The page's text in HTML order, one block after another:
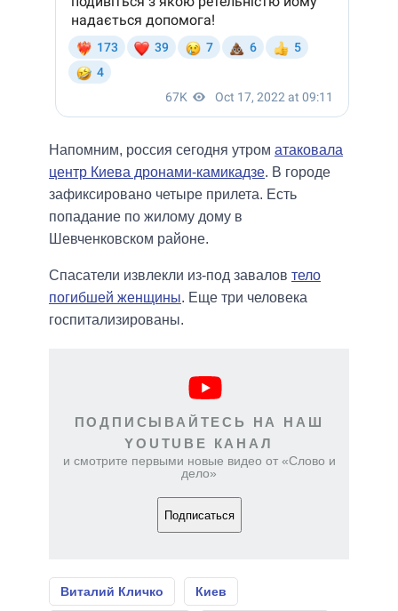
Напомним, россия сегодня утром атаковала
центр Киева дронами-камикадзе. В городе
зафиксировано четыре прилета. Есть
попадание по жилому дому в
Шевченковском районе.
Спасатели извлекли из-под завалов тело
погибшей женщины. Еще три человека
госпитализированы.
ПОДПИСЫВАЙТЕСЬ НА НАШ
YOUTUBE КАНАЛ
и смотрите первыми новые видео от «Слово и
дело»
Подписаться
Виталий Кличко Киев